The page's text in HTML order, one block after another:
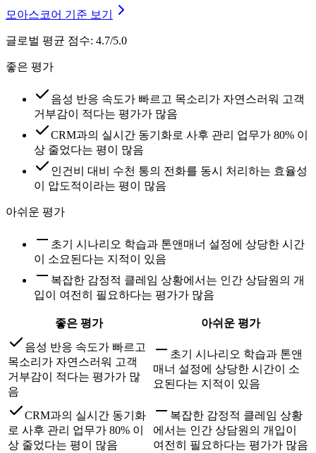
모아스코어 기준 보기
글로벌 평균 점수: 4.7/5.0
좋은 평가
음성 반응 속도가 빠르고 목소리가 자연스러워 고객
거부감이 적다는 평가가 많음
CRM과의 실시간 동기화로 사후 관리 업무가 80% 이
상 줄었다는 평이 많음
인건비 대비 수천 통의 전화를 동시 처리하는 효율성
이 압도적이라는 평이 많음
아쉬운 평가
초기 시나리오 학습과 톤앤매너 설정에 상당한 시간
이 소요된다는 지적이 있음
복잡한 감정적 클레임 상황에서는 인간 상담원의 개
입이 여전히 필요하다는 평가가 많음
좋은 평가
아쉬운 평가
음성 반응 속도가 빠르고
목소리가 자연스러워 고객
거부감이 적다는 평가가 많
음
초기 시나리오 학습과 톤앤
매너 설정에 상당한 시간이 소
요된다는 지적이 있음
CRM과의 실시간 동기화
로 사후 관리 업무가 80% 이
상 줄었다는 평이 많음
복잡한 감정적 클레임 상황
에서는 인간 상담원의 개입이
여전히 필요하다는 평가가 많음